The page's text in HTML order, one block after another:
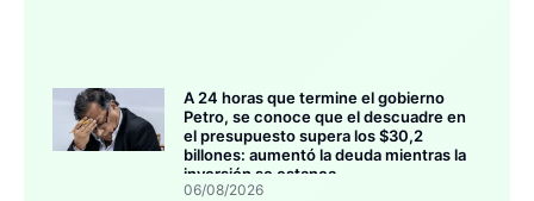
A 24 horas que termine el gobierno
Petro, se conoce que el descuadre en
el presupuesto supera los $30,2
billones: aumentó la deuda mientras la
inversión se estanca
06/08/2026